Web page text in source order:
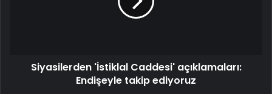
Siyasilerden 'İstiklal Caddesi' açıklamaları:
Endişeyle takip ediyoruz